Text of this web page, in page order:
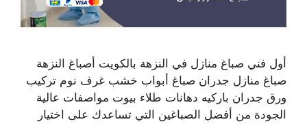
أول فني صباغ منازل في النزهة بالكويت أصباغ النزهة
صباغ منازل جدران صباغ أبواب خشب غرف نوم تركيب
ورق جدران باركيه دهانات طلاء بيوت مواصفات عالية
الجودة من أفضل الصباغين التي تساعدك على اختيار